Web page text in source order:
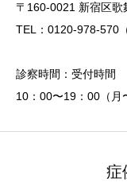
〒160-0021 新宿区
TEL：0120-978-570
診察時間：受付時間
10：00〜19：00（月
症